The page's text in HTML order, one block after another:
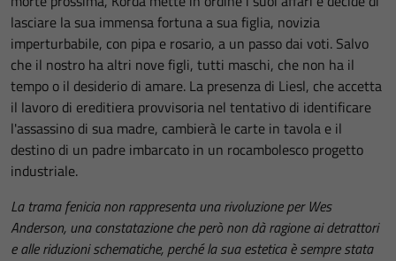
lasciare la sua immensa fortuna a sua figlia, novizia
imperturbabile, con pipa e rosario, a un passo dai voti. Salvo
che il nostro ha altri nove figli, tutti maschi, che non ha il
tempo o il desiderio di amare. La presenza di Liesl, che accetta
il lavoro di ereditiera provvisoria nel tentativo di identificare
l'assassino di sua madre, cambierà le carte in tavola e il
destino di un padre imbarcato in un rocambolesco progetto
industriale.
La trama fenicia non rappresenta una rivoluzione per Wes
Anderson, una constatazione che però non dà ragione ai detrattori
e alle riduzioni schematiche, perché la sua estetica è sempre stata